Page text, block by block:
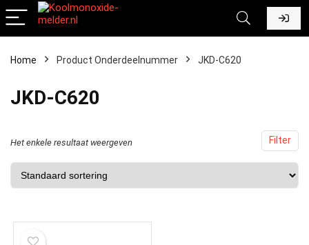
Home Product Onderdeelnummer ‎JKD-C620
‎JKD-C620
Filter
Het enkele resultaat weergeven